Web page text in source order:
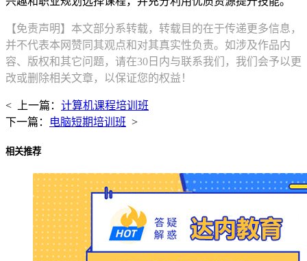
【免责声明】本文部分系转载，转载目的在于传递更多信息，
并不代表本网赞同其观点和对其真实性负责。如涉及作品内
容、版权和其它问题，请在30日内与联系我们，我们会予以更
改或删除相关文章，以保证您的权益！
< 上一篇： 计算机课程培训班
下一篇：
电脑短期培训班 >
相关推荐